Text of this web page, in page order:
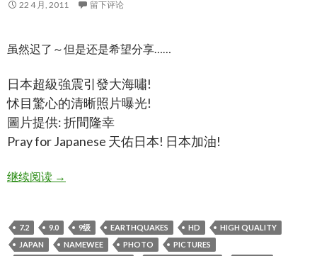
22 4 月, 2011 留下评论
虽然迟了～但是还是希望分享……
日本超級強震引發大海嘯!
怵目驚心的清晰照片曝光!
圖片提供: 折間隆幸
Pray for Japanese 天佑日本! 日本加油!
继续阅读日本.強震9.0级清晰照片总汇,japan 9.0earthquakes
→
7.2 9.0 9级 EARTHQUAKES HD
HIGH QUALITY
JAPAN
NAMEWEE PHOTO
PICTURES